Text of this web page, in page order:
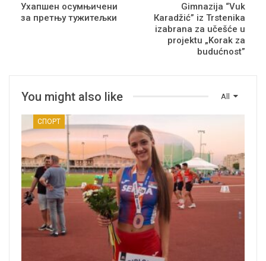
Ухапшен осумњичени
за претњу тужитељки
Gimnazija “Vuk
Кaradžić” iz Trstenika
izabrana za učešće u
projektu „Korak za
budućnost”
All
You might also like
СПОРТ